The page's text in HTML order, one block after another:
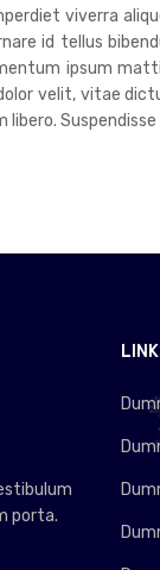
viverra
id tellus
ipsum
velit, vitae
libero.
porta.